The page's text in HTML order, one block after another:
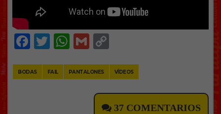
Facebook
Twitter
WhatsApp
Gmail
BODAS FAIL PANTALONES VÍDEOS
37 COMENTARIOS